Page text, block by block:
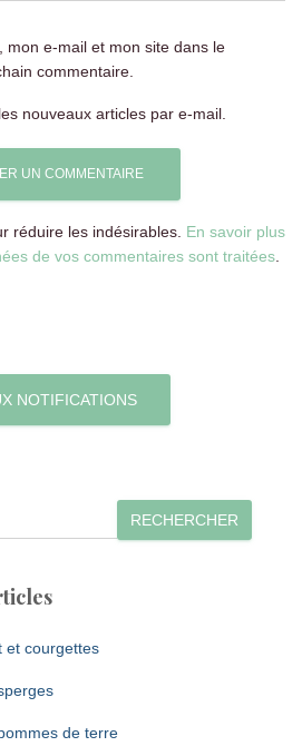
mon e-mail et mon site dans le
commentaire.
nouveaux articles par e-mail.
réduire les indésirables. En savoir plus
de vos commentaires sont traitées
NOTIFICATIONS
RECHERCHER
et courgettes
de terre